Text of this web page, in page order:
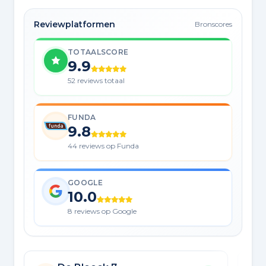
Reviewplatformen Bronscores
TOTAALSCORE
9.9
52 reviews totaal
FUNDA
9.8
44 reviews op Funda
GOOGLE
10.0
8 reviews op Google